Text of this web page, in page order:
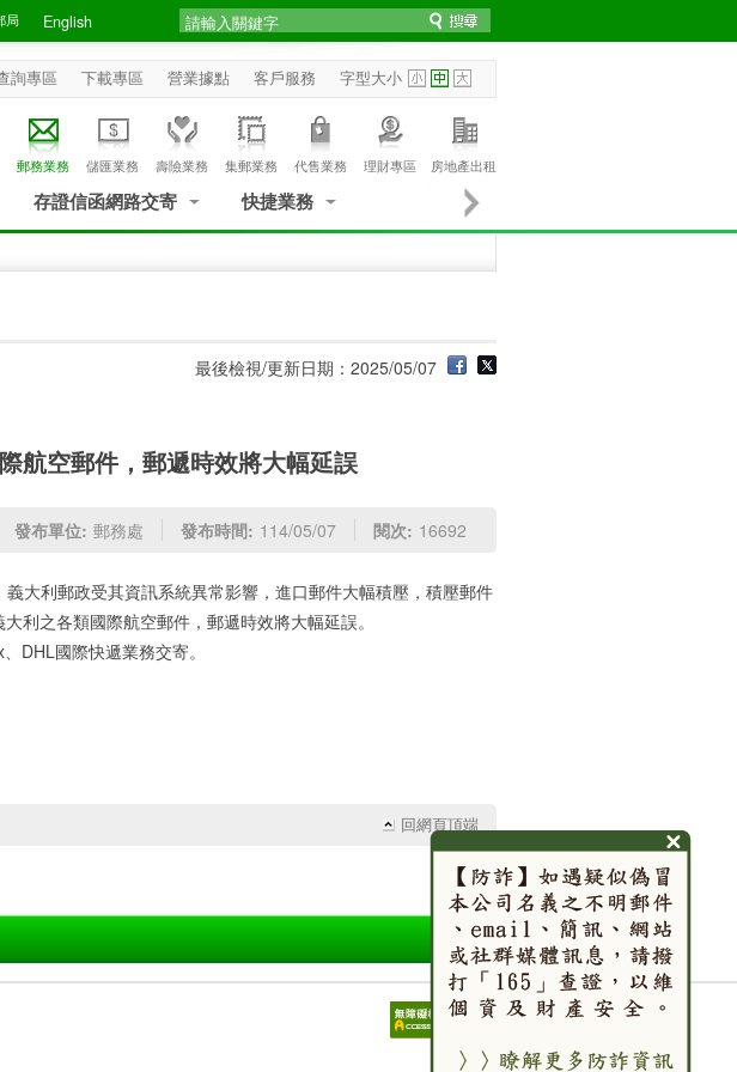
局 English
詢專區 下載專區 營業據點 客戶服務 字型大小
郵務業務 儲匯業務 壽險業務 集郵業務 代售業務 理財專區 房地產出租
存證信函網路交寄 快捷業務
最後檢視/更新日期：2025/05/07
航空郵件，郵遞時效將大幅延誤
發布單位: 郵務處 發布時間: 114/05/07 閱次: 16692
大利郵政受其資訊系統異常影響，進口郵件大幅積壓，積壓郵件
利之各類國際航空郵件，郵遞時效將大幅延誤。
DHL國際快遞業務交寄。
回網頁頂端